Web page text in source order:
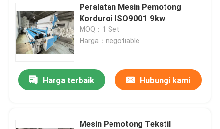
Peralatan Mesin Pemotong
Korduroi ISO9001 9kw
MOQ：1 Set
Harga：negotiable
Harga terbaik Hubungi kami
Mesin Pemotong Tekstil